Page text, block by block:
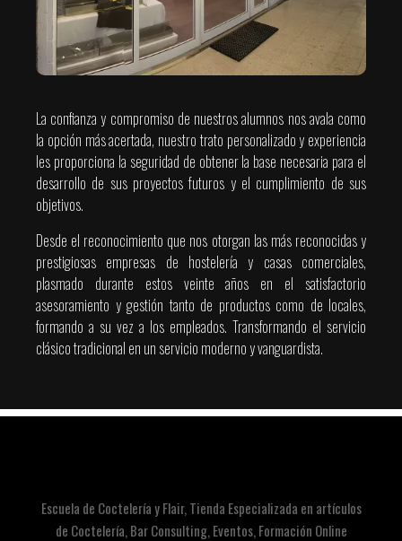
La confianza y compromiso de nuestros alumnos nos avala como
la opción más acertada, nuestro trato personalizado y experiencia
les proporciona la seguridad de obtener la base necesaria para el
desarrollo de sus proyectos futuros y el cumplimiento de sus
objetivos.
Desde el reconocimiento que nos otorgan las más reconocidas y
prestigiosas empresas de hostelería y casas comerciales,
plasmado durante estos veinte años en el satisfactorio
asesoramiento y gestión tanto de productos como de locales,
formando a su vez a los empleados. Transformando el servicio
clásico tradicional en un servicio moderno y vanguardista.
Escuela de Coctelería y Flair, Tienda Especializada en artículos
de Coctelería, Bar Consulting, Eventos, Formación Online